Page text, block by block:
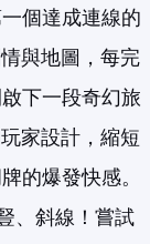
個達成連線的
與地圖，每完
下一段奇幻旅
家設計，縮短
的爆發快感。
、斜線！嘗試